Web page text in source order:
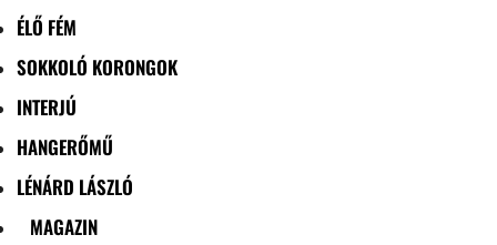
ÉLŐ FÉM
SOKKOLÓ KORONGOK
INTERJÚ
HANGERŐMŰ
LÉNÁRD LÁSZLÓ
MAGAZIN